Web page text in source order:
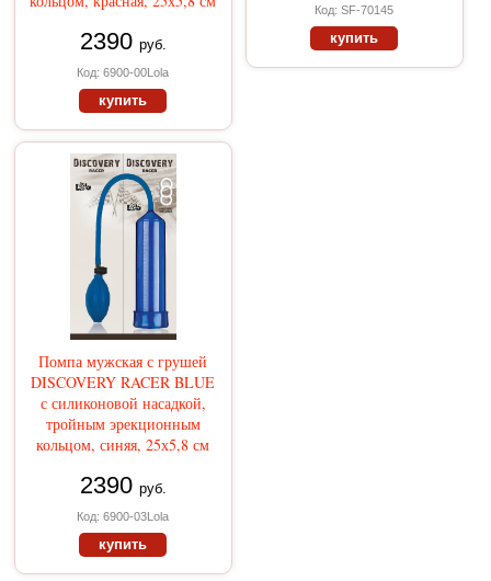
2390 руб.
Код: 6900-00Lola
купить
Код: SF-70145
купить
Помпа мужская с грушей
DISCOVERY RACER BLUE
с силиконовой насадкой,
тройным эрекционным
кольцом, синяя, 25х5,8 см
2390 руб.
Код: 6900-03Lola
купить